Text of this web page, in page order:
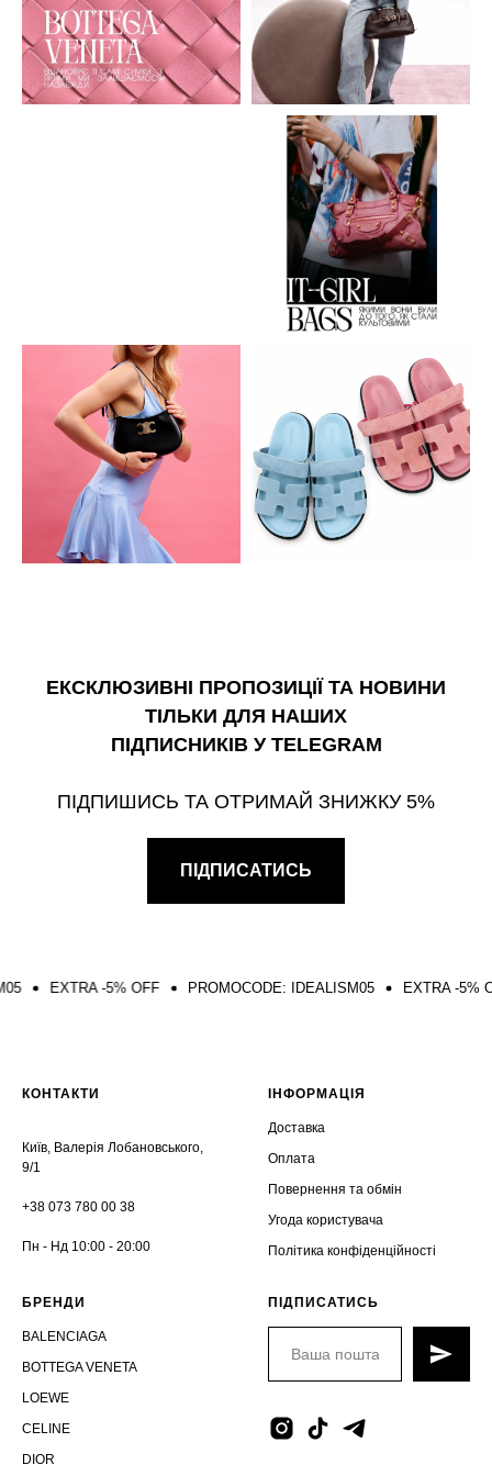
ЕКСКЛЮЗИВНІ ПРОПОЗИЦІЇ ТА НОВИНИ
ТІЛЬКИ ДЛЯ НАШИХ
ПІДПИСНИКІВ У TELEGRAM
ПІДПИШИСЬ ТА ОТРИМАЙ ЗНИЖКУ 5%
ПІДПИСАТИСЬ
EXTRA -5% OFF PROMOCODE: IDEALISM05 EXTRA -5% OFF
КОНТАКТИ
Київ, Валерія Лобановського,
9/1
+38 073 780 00 38
Пн - Нд 10:00 - 20:00
ІНФОРМАЦІЯ
Доставка
Оплата
Повернення та обмін
Угода користувача
Політика конфіденційності
БРЕНДИ
BALENCIAGA
BOTTEGA VENETA
LOEWE
CELINE
DIOR
ПІДПИСАТИСЬ